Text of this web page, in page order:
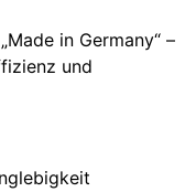
in Germany“ –
und